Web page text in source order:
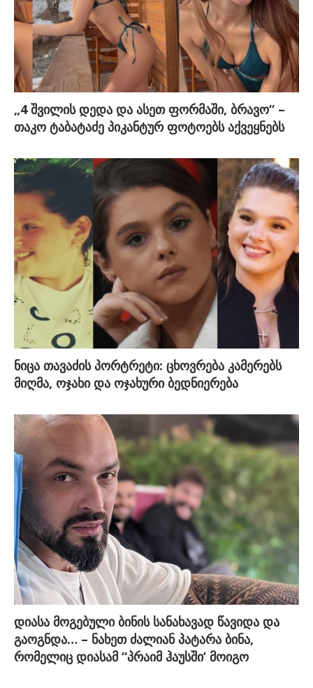
„4 შვილის დედა და ასეთ ფორმაში, ბრავო“ –
თაკო ტაბატაძე პიკანტურ ფოტოებს აქვეყნებს
ნიცა თავაძის პორტრეტი: ცხოვრება კამერებს
მიღმა, ოჯახი და ოჯახური ბედნიერება
დიასა მოგებული ბინის სანახავად წავიდა და
გაოგნდა… – ნახეთ ძალიან პატარა ბინა,
რომელიც დიასამ “პრაიმ ჰაუსში’ მოიგო